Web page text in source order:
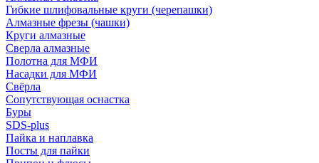
Гибкие шлифовальные круги (черепашки)
Алмазные фрезы (чашки)
Круги алмазные
Сверла алмазные
Полотна для МФИ
Насадки для МФИ
Свёрла
Сопутствующая оснастка
Буры
SDS-plus
Пайка и наплавка
Посты для пайки